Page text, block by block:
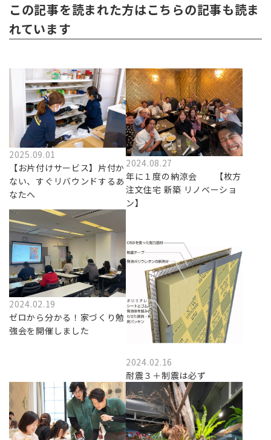
この記事を読まれた方はこちらの記事も読ま
れています
2025.09.01
【お片付けサービス】片付か
ない、すぐリバウンドするあ
なたへ
2024.08.27
年に１度の納涼会 【枚方
注文住宅 新築 リノベーショ
ン】
2024.02.19
ゼロから分かる！家づくり勉
強会を開催しました
2024.02.16
耐震３＋制震は必ず